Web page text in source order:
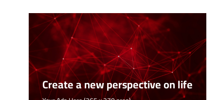
Create a new perspective on life